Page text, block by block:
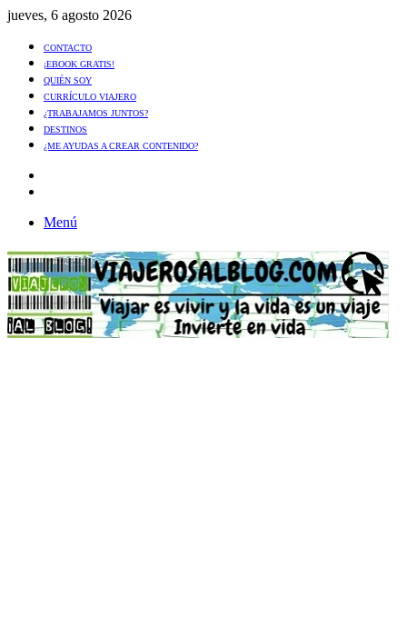
jueves, 6 agosto 2026
CONTACTO
¡EBOOK GRATIS!
QUIÉN SOY
CURRÍCULO VIAJERO
¿TRABAJAMOS JUNTOS?
DESTINOS
¿ME AYUDAS A CREAR CONTENIDO?
Menú